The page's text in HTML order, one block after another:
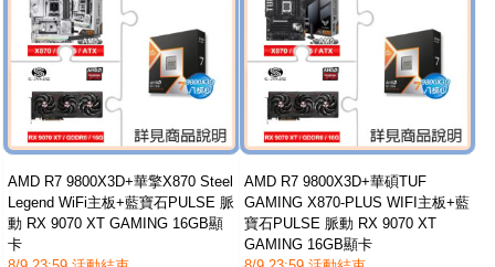
AMD R7 9800X3D+華擎X870 Steel
Legend WiFi主板+藍寶石PULSE 脈
動 RX 9070 XT GAMING 16GB顯
卡
AMD R7 9800X3D+華碩TUF
GAMING X870-PLUS WIFI主板+藍
寶石PULSE 脈動 RX 9070 XT
GAMING 16GB顯卡